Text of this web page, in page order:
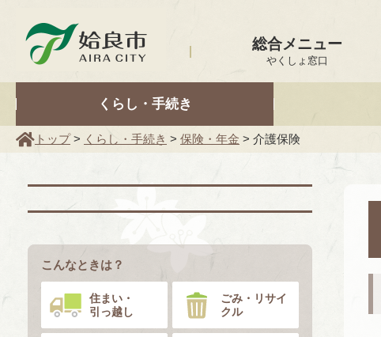
総合メニュー
やくしょ窓口
くらし・手続き
トップ> くらし・手続き > 保険・年金 > 介護保険
こんなときは？
住まい・
引っ越し
ごみ・リサイ
クル